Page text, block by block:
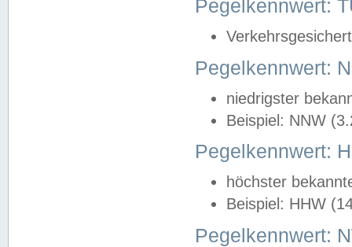
Pegelkennwert:
Pegelkennwert:
niedrigster
Beispiel: NNW
Pegelkennwert:
höchster
Beispiel: HHW
Pegelkennwert: